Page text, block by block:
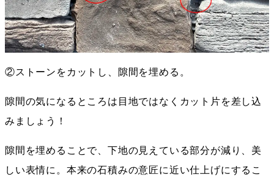
②ストーンをカットし、隙間を埋める。
隙間の気になるところは目地ではなくカット片を差し込
みましょう！
隙間を埋めることで、下地の見えている部分が減り、美
しい表情に。本来の石積みの意匠に近い仕上げにするこ